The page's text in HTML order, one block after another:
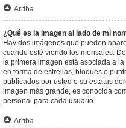
Arriba
¿Qué es la imagen al lado de mi
Hay dos imágenes que pueden
cuando esté viendo los mensajes.
la primera imagen está asociada a
en forma de estrellas, bloques o
publicados por usted o su estatus
imagen más grande, es conocida
personal para cada usuario.
Arriba